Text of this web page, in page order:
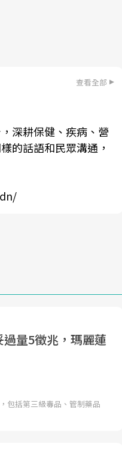
查看全部
深耕保健、疾病、營
的話語和民眾溝通，
量5徵兆，瑪麗蓮
包括第三級毒品、管制藥品